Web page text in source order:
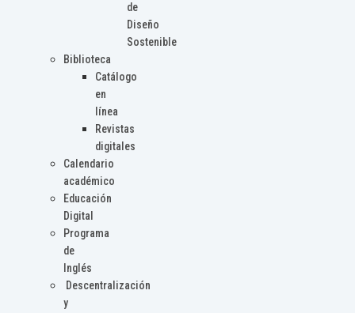
de
Diseño
Sostenible
Biblioteca
Catálogo
en
línea
Revistas
digitales
Calendario
académico
Educación
Digital
Programa
de
Inglés
Descentralización
y